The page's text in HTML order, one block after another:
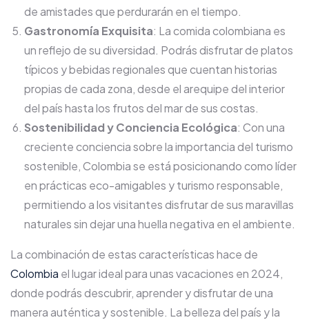
de amistades que perdurarán en el tiempo.
Gastronomía Exquisita: La comida colombiana es
un reflejo de su diversidad. Podrás disfrutar de platos
típicos y bebidas regionales que cuentan historias
propias de cada zona, desde el arequipe del interior
del país hasta los frutos del mar de sus costas.
Sostenibilidad y Conciencia Ecológica: Con una
creciente conciencia sobre la importancia del turismo
sostenible, Colombia se está posicionando como líder
en prácticas eco-amigables y turismo responsable,
permitiendo a los visitantes disfrutar de sus maravillas
naturales sin dejar una huella negativa en el ambiente.
La combinación de estas características hace de
Colombia el lugar ideal para unas vacaciones en 2024,
donde podrás descubrir, aprender y disfrutar de una
manera auténtica y sostenible. La belleza del país y la